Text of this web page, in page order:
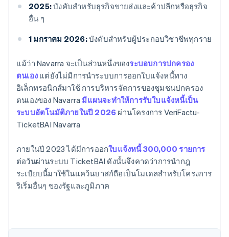
2025:บังคับสําหรับธุรกิจขายส่งและค้าปลีกหรือธุรกิจ
อื่น ๆ
1 มกราคม 2026:บังคับสําหรับผู้ประกอบวิชาชีพทุกราย
แม้ว่า Navarra จะเป็นส่วนหนึ่งของระบอบการปกครอง
ตนเอง แต่ยังไม่มีการนำระบบการออกใบแจ้งหนี้ทาง
อิเล็กทรอนิกส์มาใช้ การบริหารจัดการของชุมชนปกครอง
ตนเองของ Navarra มีแผนจะทำให้การรับใบแจ้งหนี้เป็น
ระบบอัตโนมัติภายในปี 2026 ผ่านโครงการ VeriFactu-
TicketBAI Navarra
ภายในปี 2023 ได้มีการออกใบแจ้งหนี้ 300,000 รายการ
ต่อวันผ่านระบบ TicketBAI ดังนั้นจึงคาดว่าการนํากฎ
ระเบียบนี้มาใช้ในแคว้นบาสก์ถือเป็นโมเดลสําหรับโครงการ
ริเริ่มอื่นๆ ของรัฐและภูมิภาค
กรีซ
English
เขตบริหารพิเศษฮ่องกง ประเทศจีน